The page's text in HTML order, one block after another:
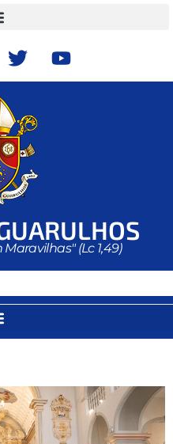
(Lc 1,49)